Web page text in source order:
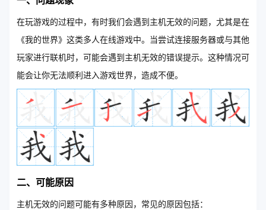
在玩游戏的过程中，有时我们会遇到主机无效的问题，尤其是在
《我的世界》这类多人在线游戏中。当尝试连接服务器或与其他
玩家进行联机时，可能会遇到主机无效的错误提示。这种情况可
能会让你无法顺利进入游戏世界，造成不便。
二、可能原因
主机无效的问题可能有多种原因，常见的原因包括：